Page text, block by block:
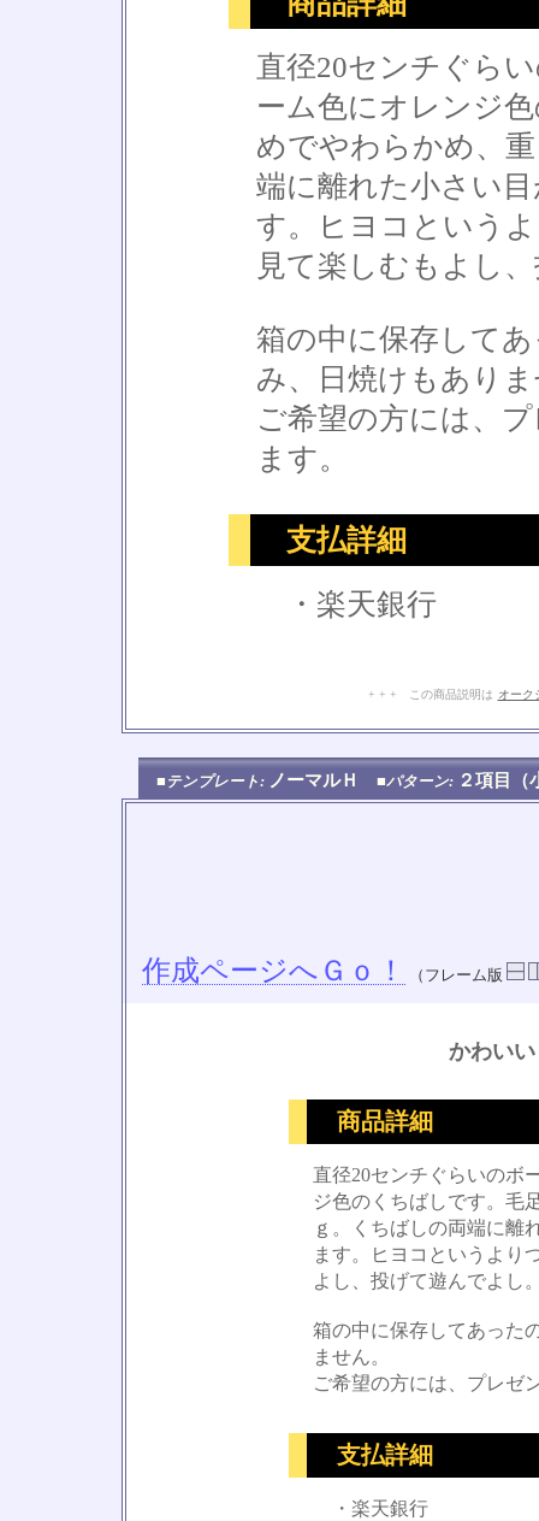
直径20センチぐら
ーム色にオレンジ
めでやわらかめ、
端に離れた小さい
す。ヒヨコという
見て楽しむもよし
箱の中に保存して
み、日焼けもあり
ご希望の方には、
ます。
支払詳細
・楽天銀行
+ + + この商品説明は オーク
■テンプレート: ノーマルＨ ■パターン: ２項目
作成ページへＧｏ！ （フレーム版
かわい
商品詳細
直径20センチぐらいのボ
ジ色のくちばしです。毛
ｇ。くちばしの両端に離
ます。ヒヨコというより
よし、投げて遊んでよし
箱の中に保存してあった
ません。
ご希望の方には、プレゼ
支払詳細
・楽天銀行